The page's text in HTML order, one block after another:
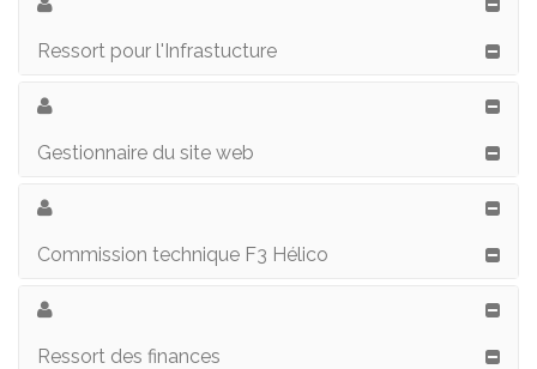
Ressort pour l'Infrastucture
Gestionnaire du site web
Commission technique F3 Hélico
Ressort des finances